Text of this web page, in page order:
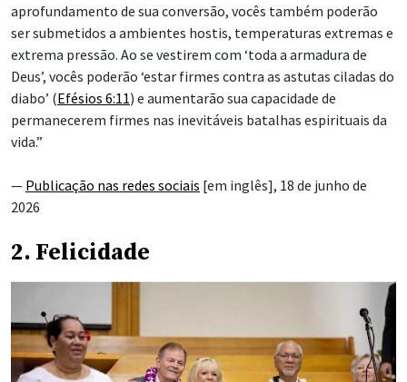
aprofundamento de sua conversão, vocês também poderão
ser submetidos a ambientes hostis, temperaturas extremas e
extrema pressão. Ao se vestirem com ‘toda a armadura de
Deus’, vocês poderão ‘estar firmes contra as astutas ciladas do
diabo’ (Efésios 6:11) e aumentarão sua capacidade de
permanecerem firmes nas inevitáveis batalhas espirituais da
vida.”
— Publicação nas redes sociais [em inglês], 18 de junho de
2026
2. Felicidade